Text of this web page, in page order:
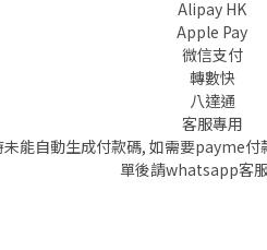
Alipay HK
Apple Pay
微信支付
轉數快
八達通
客服專用
能自動生成付款碼, 如需要payme
單後請whatsapp客